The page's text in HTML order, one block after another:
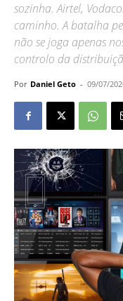
sozinha. Airtel,
caminho. A batalha
não se joga apenas
controlo da
Por Daniel Geto - 09/07/